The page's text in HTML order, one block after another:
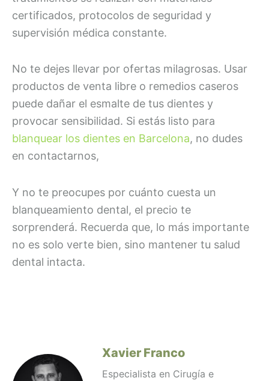
certificados, protocolos de seguridad y
supervisión médica constante.
No te dejes llevar por ofertas milagrosas. Usar
productos de venta libre o remedios caseros
puede dañar el esmalte de tus dientes y
provocar sensibilidad. Si estás listo para
blanquear los dientes en Barcelona, no dudes
en contactarnos,
Y no te preocupes por cuánto cuesta un
blanqueamiento dental, el precio te
sorprenderá. Recuerda que, lo más importante
no es solo verte bien, sino mantener tu salud
dental intacta.
Xavier Franco
Especialista en Cirugía e